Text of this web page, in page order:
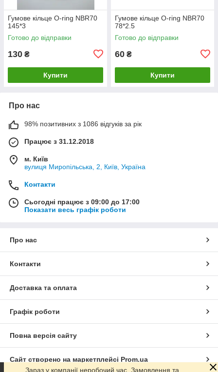
Гумове кільце O-ring NBR70
145*3
Готово до відправки
130 ₴
Купити
Гумове кільце O-ring NBR70
78*2.5
Готово до відправки
60 ₴
Купити
Про нас
98% позитивних з 1086 відгуків за рік
Працює з 31.12.2018
м. Київ
вулиця Миропільська, 2, Київ, Україна
Контакти
Сьогодні працює з 09:00 до 17:00
Показати весь графік роботи
Про нас
Контакти
Доставка та оплата
Графік роботи
Повна версія сайту
Сайт створено на маркетплейсі Prom.ua
Зараз у компанії неробочий час. Замовлення та